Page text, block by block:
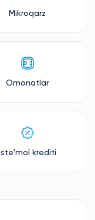
Mikroqarz
Omonatlar
Iste'mol krediti